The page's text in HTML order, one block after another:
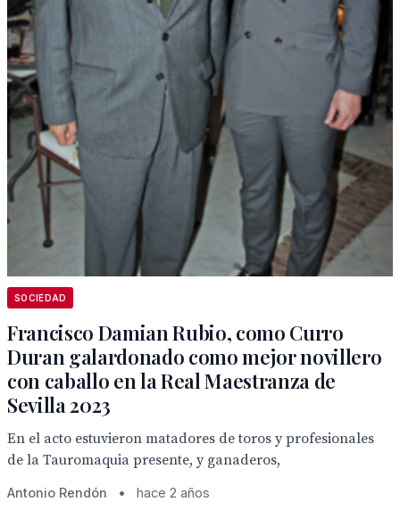
SOCIEDAD
Francisco Damian Rubio, como Curro
Duran galardonado como mejor novillero
con caballo en la Real Maestranza de
Sevilla 2023
En el acto estuvieron matadores de toros y profesionales
de la Tauromaquia presente, y ganaderos,
Antonio Rendón • hace 2 años